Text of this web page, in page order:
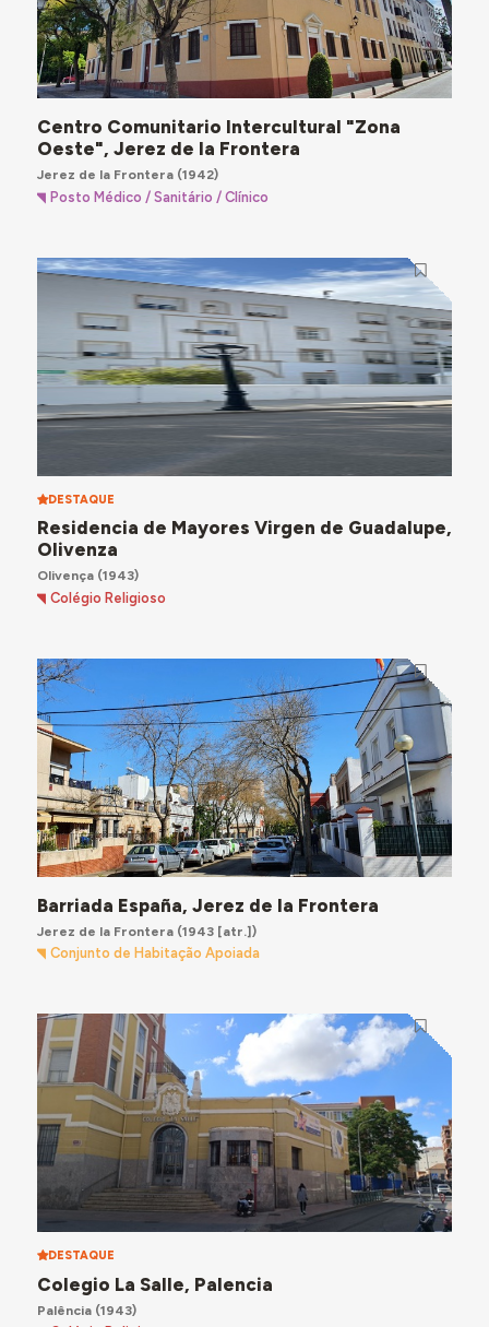
Centro Comunitario Intercultural "Zona
Oeste", Jerez de la Frontera
Jerez de la Frontera(1942)
Posto Médico / Sanitário / Clínico
DESTAQUE
Residencia de Mayores Virgen de Guadalupe,
Olivenza
Olivença(1943)
Colégio Religioso
Barriada España, Jerez de la Frontera
Jerez de la Frontera(1943 [atr.])
Conjunto de Habitação Apoiada
DESTAQUE
Colegio La Salle, Palencia
Palência (1943)